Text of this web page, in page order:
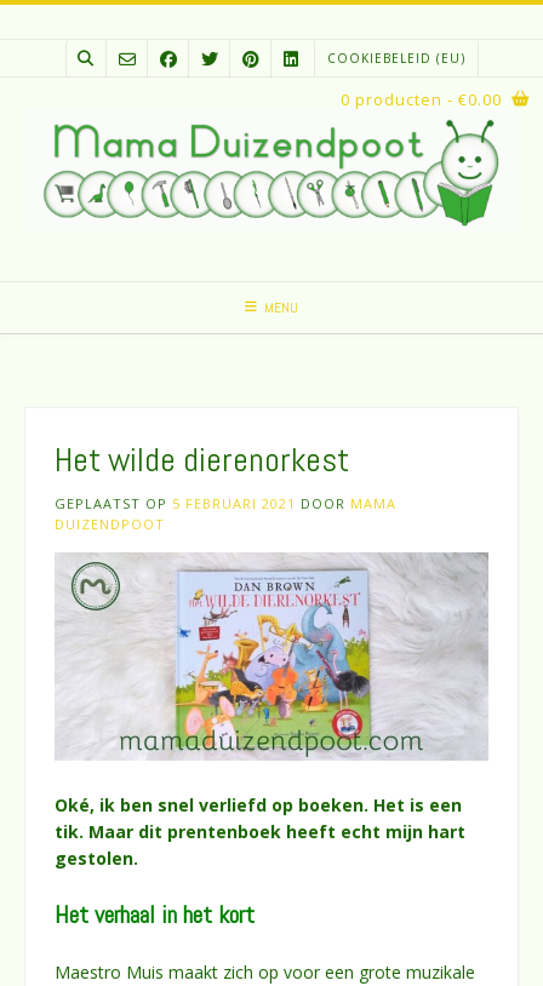
Spring
COOKIEBELEID (EU)
MENU
0 producten - €0.00
Het wilde dierenorkest
GEPLAATST OP 5 FEBRUARI 2021 DOOR MAMA
DUIZENDPOOT
Oké, ik ben snel verliefd op boeken. Het is een
tik. Maar dit prentenboek heeft echt mijn hart
gestolen.
Het verhaal in het kort
Maestro Muis maakt zich op voor een grote muzikale